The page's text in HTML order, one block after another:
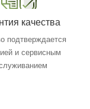
качества
подтверждается
и сервисным